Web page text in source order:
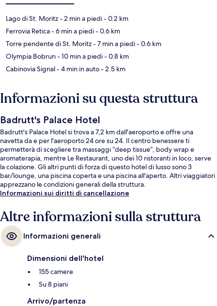
Lago di St. Moritz- 2 min a piedi- 0.2 km
Ferrovia Retica- 6 min a piedi- 0.6 km
Torre pendente di St. Moritz- 7 min a piedi- 0.6 km
Olympia Bobrun- 10 min a piedi- 0.8 km
Cabinovia Signal- 4 min in auto- 2.5 km
Informazioni su questa struttura
Badrutt's Palace Hotel
Badrutt's Palace Hotel si trova a 7,2 km dall'aeroporto e offre una
navetta da e per l'aeroporto 24 ore su 24. Il centro benessere ti
permetterà di scegliere tra massaggi “deep tissue”, body wrap e
aromaterapia, mentre Le Restaurant, uno dei 10 ristoranti in loco, serve
la colazione. Gli altri punti di forza di questo hotel di lusso sono 3
bar/lounge, una piscina coperta e una piscina all'aperto. Altri viaggiatori
apprezzano le condizioni generali della struttura.
Informazioni sui diritti di cancellazione
Altre informazioni sulla struttura
Informazioni generali
Dimensioni dell'hotel
155 camere
Su 8 piani
Arrivo/partenza